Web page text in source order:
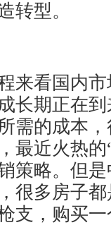
转型。
看国内市
长期正在
需的成本
最近火热
策略。但
很多房子
支，购买